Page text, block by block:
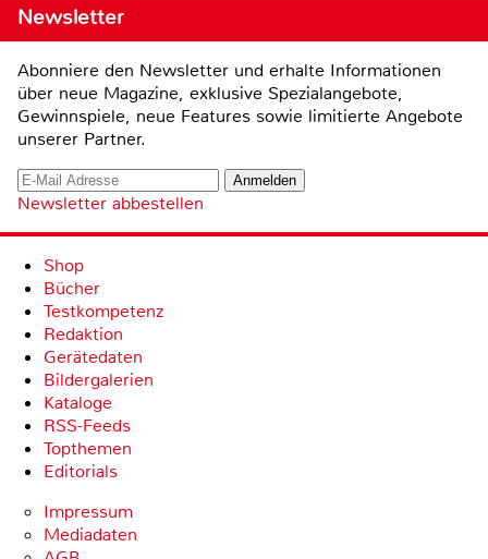
Newsletter
Abonniere den Newsletter und erhalte Informationen
über neue Magazine, exklusive Spezialangebote,
Gewinnspiele, neue Features sowie limitierte Angebote
unserer Partner.
Newsletter abbestellen
Shop
Bücher
Testkompetenz
Redaktion
Gerätedaten
Bildergalerien
Kataloge
RSS-Feeds
Topthemen
Editorials
Impressum
Mediadaten